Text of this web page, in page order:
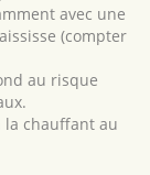
avec une
(compter
au risque
la chauffant au